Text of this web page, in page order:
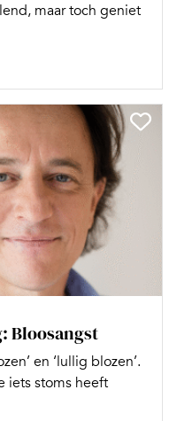
maar toch geniet
Bloosangst
en ‘lullig blozen’.
iets stoms heeft